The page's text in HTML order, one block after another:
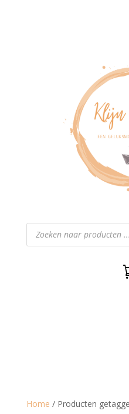
Producten
zoeken
Home / Producten